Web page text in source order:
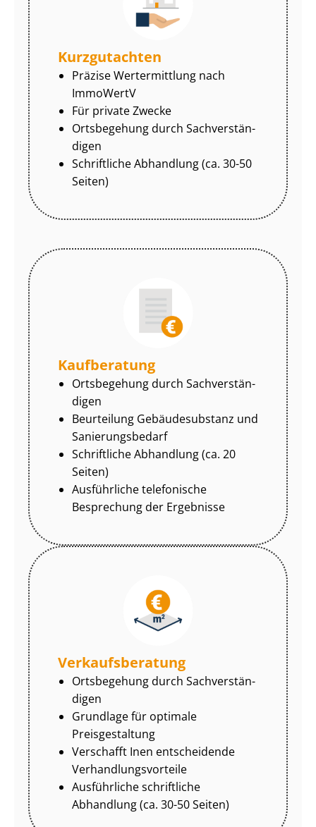
Kurzgutachten
Präzise Wertermittlung nach
ImmoWertV
Für private Zwecke
Ortsbegehung durch Sach­ver­stän­
di­gen
Schriftliche Abhandlung (ca. 30-50
Seiten)
Kaufberatung
Ortsbegehung durch Sach­ver­stän­
di­gen
Beurteilung Gebäudesubstanz und
Sa­nie­rungs­be­darf
Schriftliche Abhandlung (ca. 20
Seiten)
Ausführliche telefonische
Besprechung der Ergebnisse
Ver­kaufs­be­ra­tung
Ortsbegehung durch Sach­ver­stän­
di­gen
Grundlage für optimale
Preisgestaltung
Verschafft Inen entscheidende
Ver­hand­lungs­vor­tei­le
Ausführliche schriftliche
Abhandlung (ca. 30-50 Seiten)